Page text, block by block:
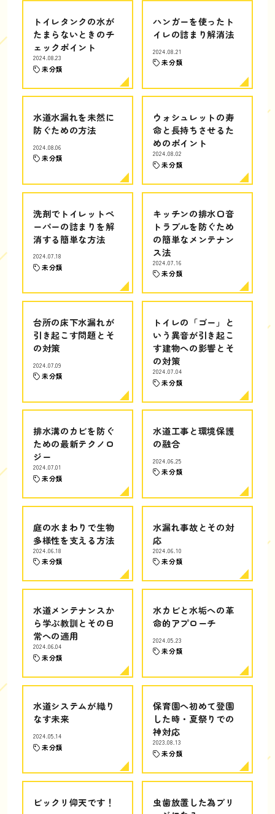
トイレタンクの水が
たまらないときのチ
ェックポイント
2024.08.23
未分類
ハンガーを使ったト
イレの詰まり解消法
2024.08.21
未分類
水道水漏れを未然に
防ぐための方法
2024.08.06
未分類
ウォシュレットの寿
命と長持ちさせるた
めのポイント
2024.08.02
未分類
洗剤でトイレットペ
ーパーの詰まりを解
消する簡単な方法
2024.07.18
未分類
キッチンの排水口音
トラブルを防ぐため
の簡単なメンテナン
ス法
2024.07.16
未分類
台所の床下水漏れが
引き起こす問題とそ
の対策
2024.07.09
未分類
トイレの「ゴー」と
いう異音が引き起こ
す建物への影響とそ
の対策
2024.07.04
未分類
排水溝のカビを防ぐ
ための最新テクノロ
ジー
2024.07.01
未分類
水道工事と環境保護
の融合
2024.06.25
未分類
庭の水まわりで生物
多様性を支える方法
2024.06.18
未分類
水漏れ事故とその対
応
2024.06.10
未分類
水道メンテナンスか
ら学ぶ教訓とその日
常への適用
2024.06.04
未分類
水カビと水垢への革
命的アプローチ
2024.05.23
未分類
水道システムが織り
なす未来
2024.05.14
未分類
保育園へ初めて登園
した時・夏祭りでの
神対応
2023.08.13
未分類
ビックリ仰天です！
虫歯放置した為ブリ